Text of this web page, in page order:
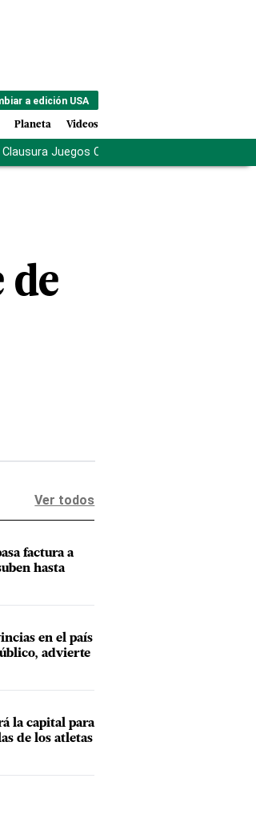
a edición USA
Planeta Videos
Clausura Juegos Centroamericanos
de
Ver todos
factura a
hasta
en el país
advierte
la capital para
de los atletas